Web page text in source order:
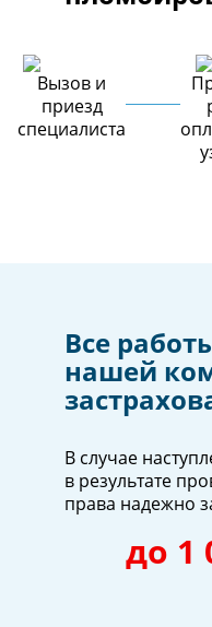
Вызов и
приезд
специалиста
Все
нашей
В случае
в результате
права надежно
до 1